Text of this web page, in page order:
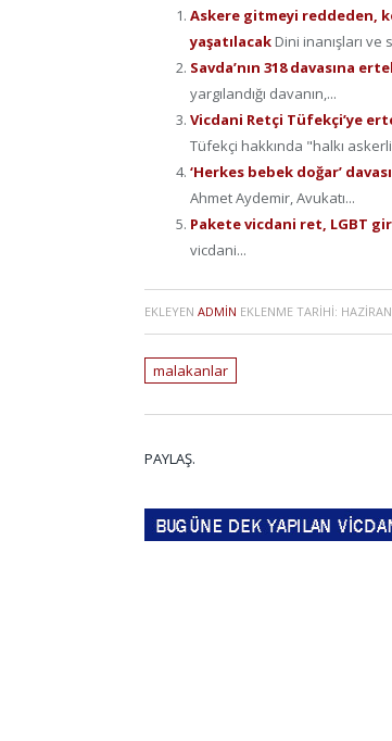
Askere gitmeyi reddeden,
yaşatılacak Dini inanışları ve
Savda’nın 318 davasına
yargılandığı davanın,...
Vicdani Retçi Tüfekçi’ye
Tüfekçi hakkında "halkı
‘Herkes bebek doğar’
Ahmet Aydemir, Avukatı...
Pakete vicdani ret, LGBT
vicdani...
EKLEYEN ADMIN EKLENME TARIHI:
malakanlar
PAYLAŞ.